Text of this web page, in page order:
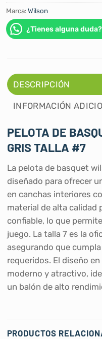
Marca:Wilson
¿Tienes alguna
DESCRIPCIÓN
INFORMACIÓN
PELOTA DE
GRIS TALLA #7
La pelota de basquet
diseñado para ofrecer
en canchas interiores
material de alta calidad
confiable, lo que
juego. La talla 7 es la
asegurando que
requeridos. El diseño
moderno y atractivo,
un balón de alto
PRODUCTOS